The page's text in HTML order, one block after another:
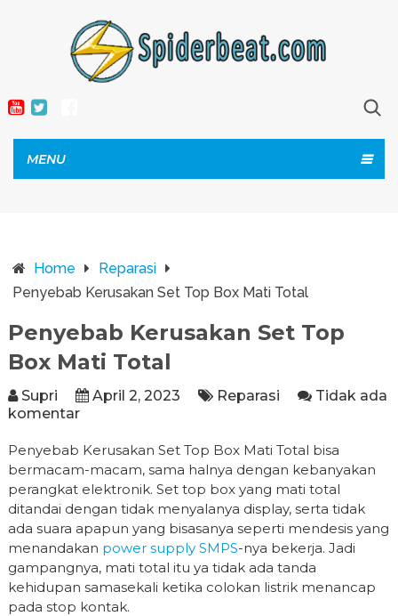
MENU
Home
Reparasi
Penyebab Kerusakan Set Top Box Mati Total
Penyebab Kerusakan Set Top
Box Mati Total
Supri April 2, 2023 Reparasi
Tidak ada
komentar
Penyebab Kerusakan Set Top Box Mati Total bisa
bermacam-macam, sama halnya dengan kebanyakan
perangkat elektronik. Set top box yang mati total
ditandai dengan tidak menyalanya display, serta tidak
ada suara apapun yang bisasanya seperti mendesis yang
menandakan power supply SMPS-nya bekerja. Jadi
gampangnya, mati total itu ya tidak ada tanda
kehidupan samasekali ketika colokan listrik menancap
pada stop kontak.